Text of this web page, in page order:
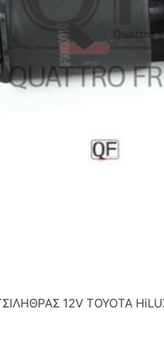
12V TOYOTA